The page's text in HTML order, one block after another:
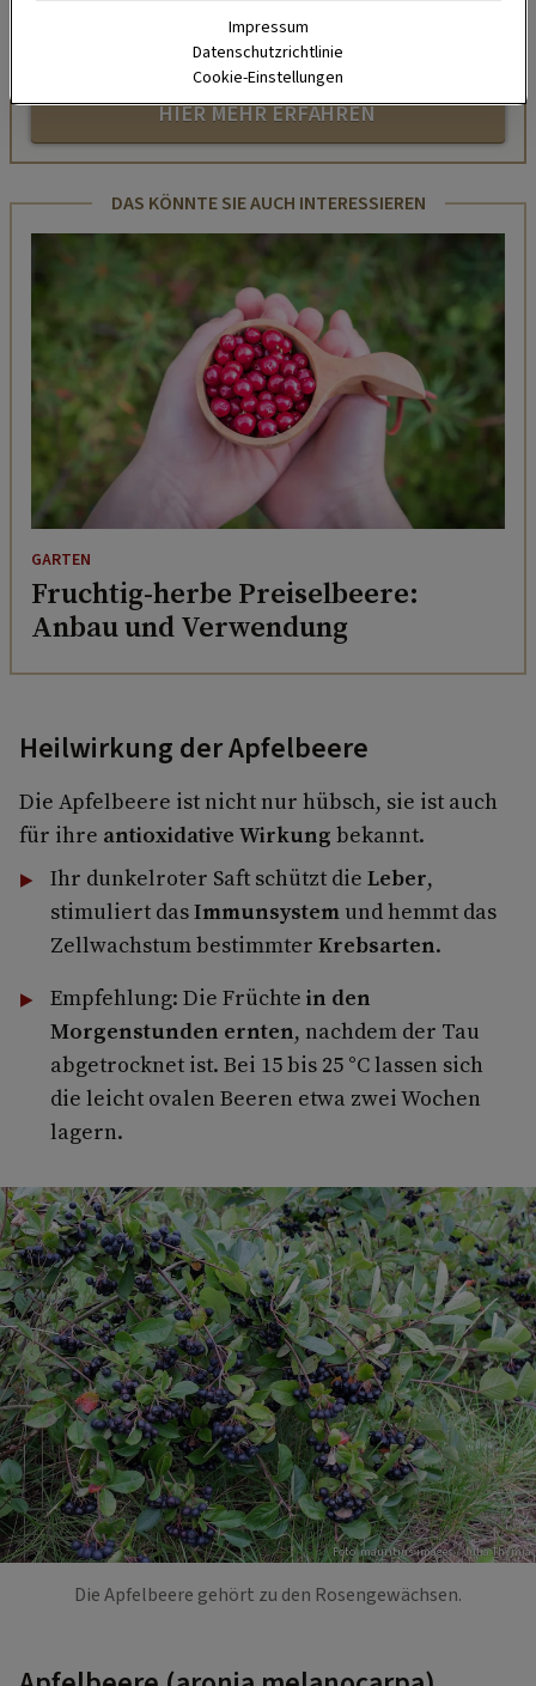
HIER MEHR ERFAHREN
DAS KÖNNTE SIE AUCH INTERESSIEREN
GARTEN
Fruchtig-herbe Preiselbeere:
Anbau und Verwendung
Heilwirkung der Apfelbeere
Die Apfelbeere ist nicht nur hübsch, sie ist auch
für ihre antioxidative Wirkung bekannt.
Ihr dunkelroter Saft schützt die Leber,
stimuliert dasImmunsystemund hemmt das
Zellwachstum bestimmter Krebsarten.
Empfehlung: Die Früchte in den
Morgenstunden ernten, nachdem der Tau
abgetrocknet ist. Bei 15 bis 25 °C lassen sich
die leicht ovalen Beeren etwa zwei Wochen
lagern.
Foto: mauritius images / Julia Thymia
Die Apfelbeere gehört zu den Rosengewächsen.
Impressum
Datenschutzrichtlinie
Cookie-Einstellungen